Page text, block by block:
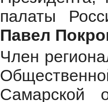
палаты
Павел
Член
Самарской